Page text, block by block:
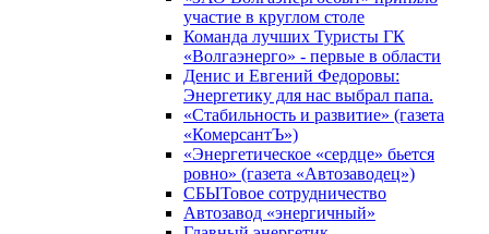
участие в круглом столе
Команда лучших Туристы ГК
«Волгаэнерго» - первые в области
Денис и Евгений Федоровы:
Энергетику для нас выбрал папа.
«Стабильность и развитие» (газета
«КомерсантЪ»)
«Энергетическое «сердце» бьется
ровно» (газета «Автозаводец»)
СБЫТовое сотрудничество
Автозавод «энергичный»